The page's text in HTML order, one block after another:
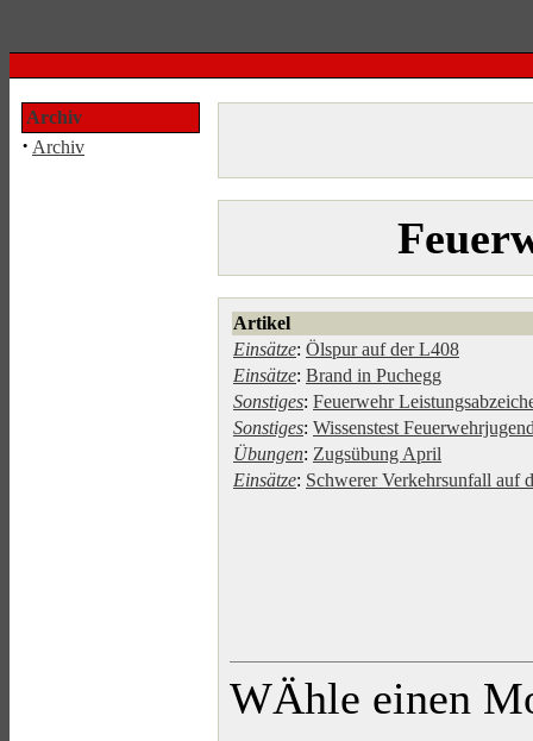
Archiv
· Archiv
Artikel
Einsätze: Ölspur auf der L408
Einsätze: Brand in Puchegg
Sonstiges: Feuerwehr
Sonstiges: Wissenstest
Übungen: Zugsübung April
Einsätze: Schwerer Verkehrsunfall auf
WÄhle einen